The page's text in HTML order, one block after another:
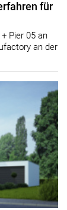
für
Pier 05 an
an der